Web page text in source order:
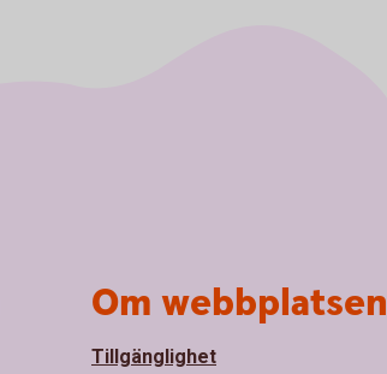
Om webbplatsen
Tillgänglighet